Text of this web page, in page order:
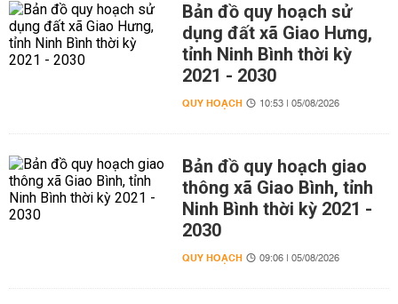
Bản đồ quy hoạch sử
dụng đất xã Giao Hưng,
tỉnh Ninh Bình thời kỳ
2021 - 2030
QUY HOẠCH 10:53 | 05/08/2026
Bản đồ quy hoạch giao
thông xã Giao Bình, tỉnh
Ninh Bình thời kỳ 2021 -
2030
QUY HOẠCH 09:06 | 05/08/2026